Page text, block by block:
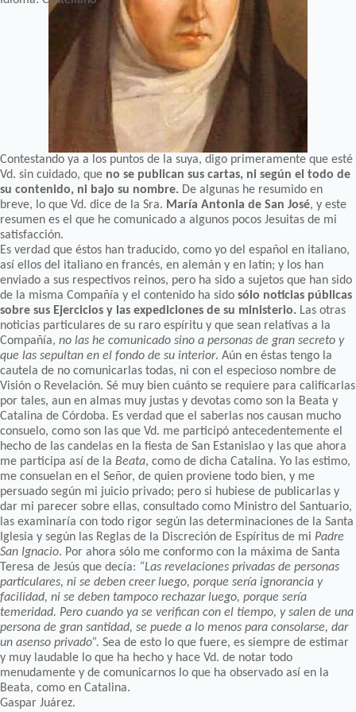
Contestando ya a los puntos de la suya, digo primeramente que esté
Vd. sin cuidado, que no se publican sus cartas, ni según el todo de
su contenido, ni bajo su nombre. De algunas he resumido en
breve, lo que Vd. dice de la Sra. María Antonia de San José, y este
resumen es el que he comunicado a algunos pocos Jesuitas de mi
satisfacción.
Es verdad que éstos han traducido, como yo del español en italiano,
así ellos del italiano en francés, en alemán y en latín; y los han
enviado a sus respectivos reinos, pero ha sido a sujetos que han sido
de la misma Compañía y el contenido ha sido sólo noticias públicas
sobre sus Ejercicios y las expediciones de su ministerio. Las otras
noticias particulares de su raro espíritu y que sean relativas a la
Compañía, no las he comunicado sino a personas de gran secreto y
que las sepultan en el fondo de su interior. Aún en éstas tengo la
cautela de no comunicarlas todas, ni con el especioso nombre de
Visión o Revelación. Sé muy bien cuánto se requiere para calificarlas
por tales, aun en almas muy justas y devotas como son la Beata y
Catalina de Córdoba. Es verdad que el saberlas nos causan mucho
consuelo, como son las que Vd. me participó antecedentemente el
hecho de las candelas en la fiesta de San Estanislao y las que ahora
me participa así de la Beata, como de dicha Catalina. Yo las estimo,
me consuelan en el Señor, de quien proviene todo bien, y me
persuado según mi juicio privado; pero si hubiese de publicarlas y
dar mi parecer sobre ellas, consultado como Ministro del Santuario,
las examinaría con todo rigor según las determinaciones de la Santa
Iglesia y según las Reglas de la Discreción de Espíritus de mi Padre
San Ignacio. Por ahora sólo me conformo con la máxima de Santa
Teresa de Jesús que decía: “Las revelaciones privadas de personas
particulares, ni se deben creer luego, porque sería ignorancia y
facilidad, ni se deben tampoco rechazar luego, porque sería
temeridad. Pero cuando ya se verifican con el tiempo, y salen de una
persona de gran santidad, se puede a lo menos para consolarse, dar
un asenso privado”. Sea de esto lo que fuere, es siempre de estimar
y muy laudable lo que ha hecho y hace Vd. de notar todo
menudamente y de comunicarnos lo que ha observado así en la
Beata, como en Catalina.
Gaspar Juárez.